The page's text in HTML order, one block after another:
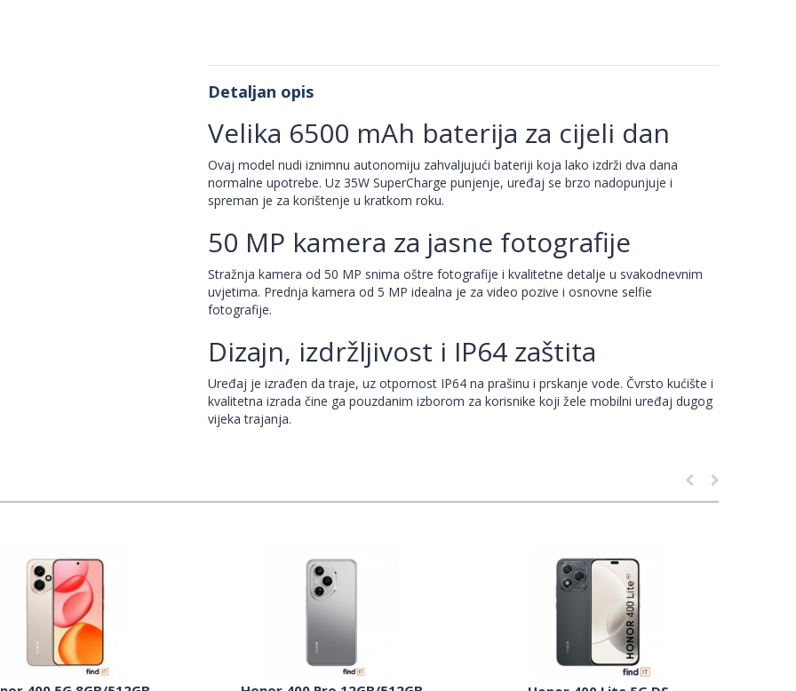
Detaljan opis
Velika 6500 mAh baterija za cijeli dan
Ovaj model nudi iznimnu autonomiju zahvaljujući bateriji koja lako izdrži dva dana
normalne upotrebe. Uz 35W SuperCharge punjenje, uređaj se brzo nadopunjuje i
spreman je za korištenje u kratkom roku.
50 MP kamera za jasne fotografije
Stražnja kamera od 50 MP snima oštre fotografije i kvalitetne detalje u svakodnevnim
uvjetima. Prednja kamera od 5 MP idealna je za video pozive i osnovne selfie
fotografije.
Dizajn, izdržljivost i IP64 zaštita
Uređaj je izrađen da traje, uz otpornost IP64 na prašinu i prskanje vode. Čvrsto kućište i
kvalitetna izrada čine ga pouzdanim izborom za korisnike koji žele mobilni uređaj dugog
vijeka trajanja.